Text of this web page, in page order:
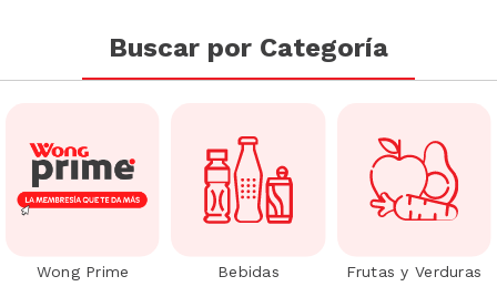
Buscar por Categoría
Wong Prime Bebidas Frutas y Verduras